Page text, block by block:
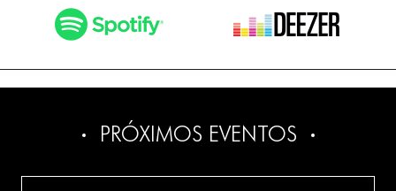
PRÓXIMOS EVENTOS